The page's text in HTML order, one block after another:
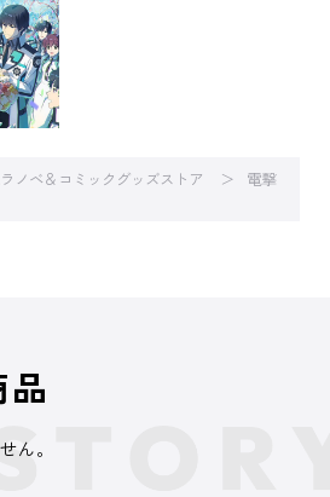
ノベ＆コミックグッズストア
電撃
ん。